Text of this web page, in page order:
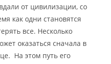
от цивилизации, со
как одни становятся
все. Несколько
оказаться сначала в
На этом путь его